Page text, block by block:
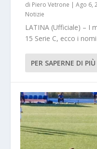
di Piero Vetrone |Ago 6,
Notizie
LATINA (Ufficiale) – I
15 Serie C, ecco i
PER SAPERNE DI PIÙ